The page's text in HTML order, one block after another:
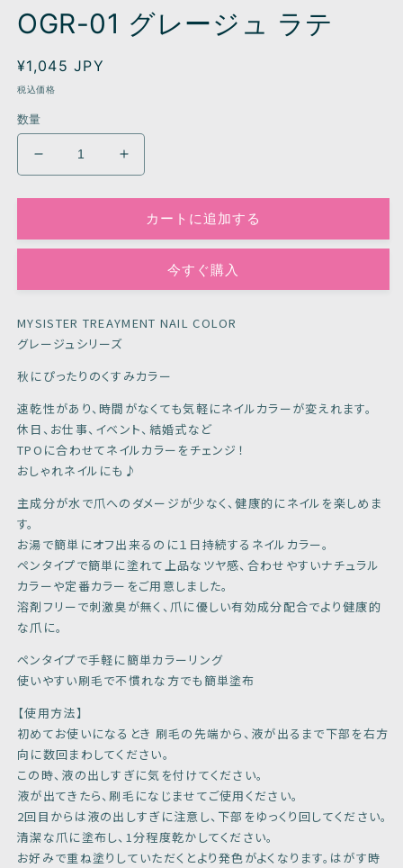
デ
(1)
を
く
OGR-01 グレージュ ラテ
通
常
格
¥1,045 JPY
税込価格
数量
OGR-
01
グ
ー
ュ
テ
数
を
減
ら
す
OGR-
01
グ
ー
ュ
テ
数
を
増
や
す
カートに追加する
今すぐ購入
MYSISTER TREAYMENT NAIL COLOR
グレージュシリーズ
秋にぴったりのくすみカラー
速乾性があり、時間がなくても気軽にネイルカラーが変えれます。
休日、お仕事、イベント、結婚式など
TPOに合わせてネイルカラーをチェンジ！
おしゃれネイルにも♪
主成分が水で爪へのダメージが少なく、健康的にネイルを楽しめま
す。
お湯で簡単にオフ出来るのに１日持続するネイルカラー。
ペンタイプで簡単に塗れて上品なツヤ感、合わせやすいナチュラル
カラーや定番カラーをご用意しました。
溶剤フリーで刺激臭が無く、爪に優しい有効成分配合でより健康的
な爪に。
ペンタイプで手軽に簡単カラーリング
使いやすい刷毛で不慣れな方でも簡単塗布
【使用方法】
初めてお使いになるとき 刷毛の先端から、液が出るまで下部を右方
向に数回まわしてください。
この時、液の出しすぎに気を付けてください。
液が出てきたら、刷毛になじませてご使用ください。
2回目からは液の出しすぎに注意し、下部をゆっくり回してください。
清潔な爪に塗布し、1分程度乾かしてください。
お好みで重ね塗りしていただくとより発色がよくなります。はがす時